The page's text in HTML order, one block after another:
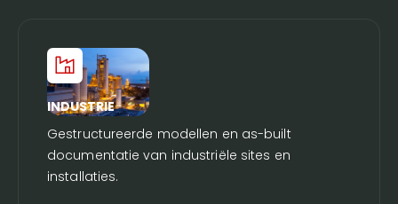
INDUSTRIE
Gestructureerde modellen en as-built
documentatie van industriële sites en
installaties.